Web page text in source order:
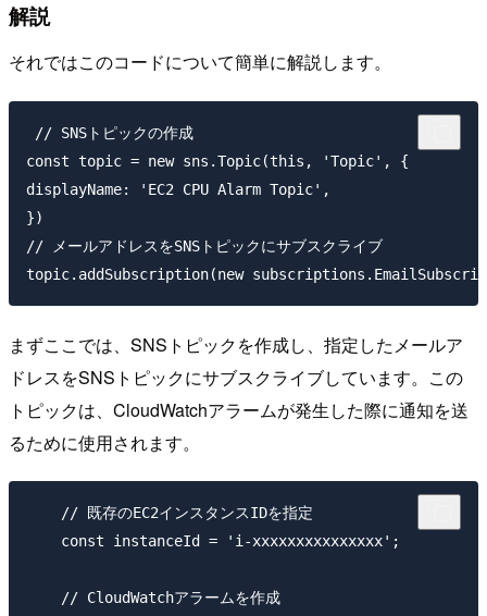
解説
それではこのコードについて簡単に解説します。
// SNSトピックの作成
const topic = new sns.Topic(this, 'Topic', {
displayName: 'EC2 CPU Alarm Topic',
})
// メールアドレスをSNSトピックにサブスクライブ
まずここでは、SNSトピックを作成し、指定したメールア
ドレスをSNSトピックにサブスクライブしています。この
トピックは、CloudWatchアラームが発生した際に通知を送
るために使用されます。
    // 既存のEC2インスタンスIDを指定
    const instanceId = 'i-xxxxxxxxxxxxxxx';
    // CloudWatchアラームを作成